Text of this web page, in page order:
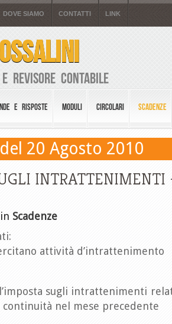
DOVE SIAMO CONTATTI LINK
Revisore Contabile
E RISPOSTE MODULI CIRCOLARI SCADENZE
20 Agosto 2010
in Scadenze
attività d’intrattenimento
sugli intrattenimenti
nel mese precedente